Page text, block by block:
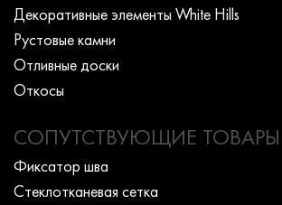
Декоративные элементы White Hills
Рустовые камни
Отливные доски
Откосы
СОПУТСТВУЮЩИЕ ТОВАРЫ
Фиксатор шва
Стеклотканевая сетка